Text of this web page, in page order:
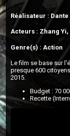
Réalisateur : Dante
Acteurs : Zhang
Genre(s) : Action
Le film se base sur
presque 600
2015.
Budget : 70
Recette